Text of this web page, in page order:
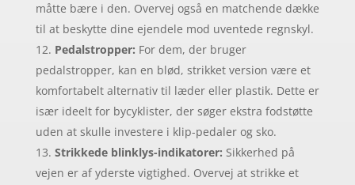
måtte bære i den. Overvej også en matchende dække
til at beskytte dine ejendele mod uventede regnskyl.
Pedalstropper: For dem, der bruger
pedalstropper, kan en blød, strikket version være et
komfortabelt alternativ til læder eller plastik. Dette er
især ideelt for bycyklister, der søger ekstra fodstøtte
uden at skulle investere i klip-pedaler og sko.
Strikkede blinklys-indikatorer: Sikkerhed på
vejen er af yderste vigtighed. Overvej at strikke et